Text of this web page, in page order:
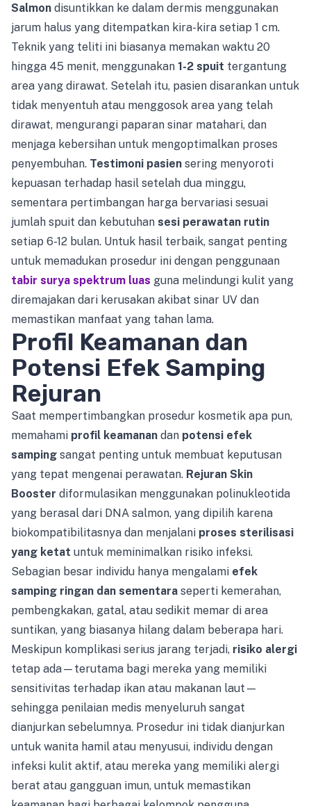
Salmon disuntikkan ke dalam dermis menggunakan
jarum halus yang ditempatkan kira-kira setiap 1 cm.
Teknik yang teliti ini biasanya memakan waktu 20
hingga 45 menit, menggunakan 1-2 spuit tergantung
area yang dirawat. Setelah itu, pasien disarankan untuk
tidak menyentuh atau menggosok area yang telah
dirawat, mengurangi paparan sinar matahari, dan
menjaga kebersihan untuk mengoptimalkan proses
penyembuhan. Testimoni pasien sering menyoroti
kepuasan terhadap hasil setelah dua minggu,
sementara pertimbangan harga bervariasi sesuai
jumlah spuit dan kebutuhan sesi perawatan rutin
setiap 6-12 bulan. Untuk hasil terbaik, sangat penting
untuk memadukan prosedur ini dengan penggunaan
tabir surya spektrum luas guna melindungi kulit yang
diremajakan dari kerusakan akibat sinar UV dan
memastikan manfaat yang tahan lama.
Profil Keamanan dan
Potensi Efek Samping
Rejuran
Saat mempertimbangkan prosedur kosmetik apa pun,
memahami profil keamanan dan potensi efek
samping sangat penting untuk membuat keputusan
yang tepat mengenai perawatan. Rejuran Skin
Booster diformulasikan menggunakan polinukleotida
yang berasal dari DNA salmon, yang dipilih karena
biokompatibilitasnya dan menjalani proses sterilisasi
yang ketat untuk meminimalkan risiko infeksi.
Sebagian besar individu hanya mengalami efek
samping ringan dan sementara seperti kemerahan,
pembengkakan, gatal, atau sedikit memar di area
suntikan, yang biasanya hilang dalam beberapa hari.
Meskipun komplikasi serius jarang terjadi, risiko alergi
tetap ada—terutama bagi mereka yang memiliki
sensitivitas terhadap ikan atau makanan laut—
sehingga penilaian medis menyeluruh sangat
dianjurkan sebelumnya. Prosedur ini tidak dianjurkan
untuk wanita hamil atau menyusui, individu dengan
infeksi kulit aktif, atau mereka yang memiliki alergi
berat atau gangguan imun, untuk memastikan